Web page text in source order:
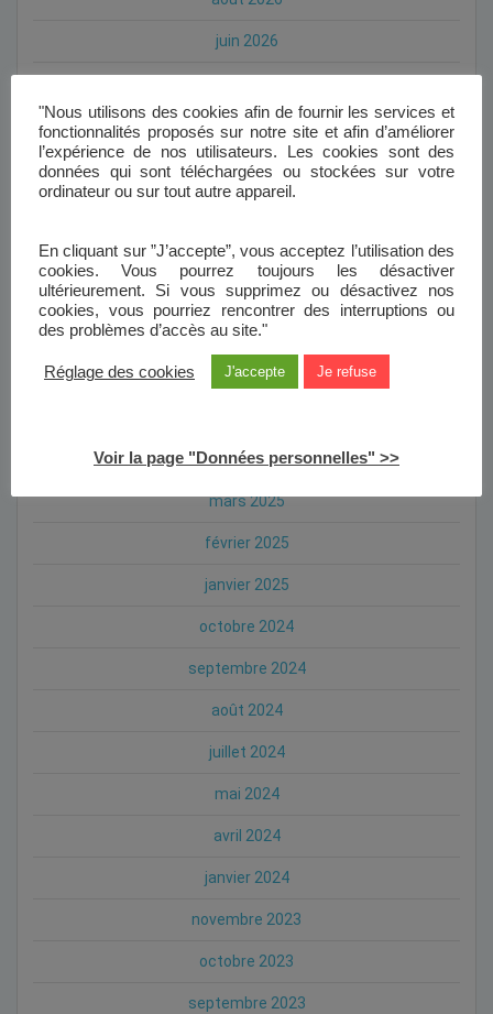
juin 2026
février 2026
janvier 2026
novembre 2025
octobre 2025
septembre 2025
juillet 2025
avril 2025
mars 2025
février 2025
janvier 2025
octobre 2024
septembre 2024
août 2024
juillet 2024
mai 2024
avril 2024
janvier 2024
novembre 2023
octobre 2023
septembre 2023
"Nous utilisons des cookies afin de fournir les services et
fonctionnalités proposés sur notre site et afin d’améliorer
l’expérience de nos utilisateurs. Les cookies sont des
données qui sont téléchargées ou stockées sur votre
ordinateur ou sur tout autre appareil.
En cliquant sur ”J’accepte”, vous acceptez l’utilisation des
cookies. Vous pourrez toujours les désactiver
ultérieurement. Si vous supprimez ou désactivez nos
cookies, vous pourriez rencontrer des interruptions ou
des problèmes d’accès au site."
Réglage des cookies J'accepte Je refuse
Voir la page "Données personnelles" >>